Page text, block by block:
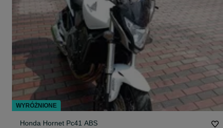
Honda Hornet Pc41 ABS
WYRÓŻNIONE